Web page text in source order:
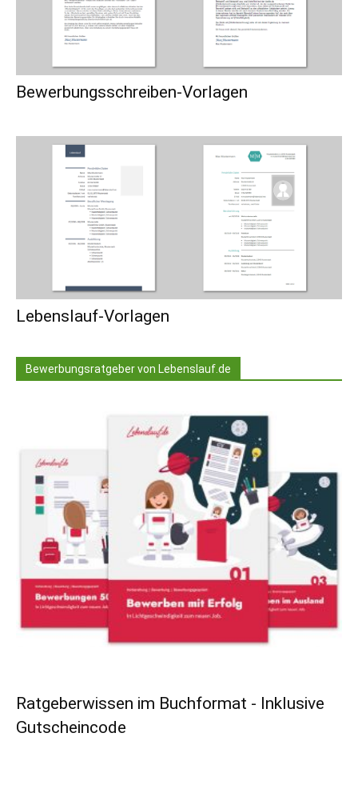
Bewerbungsschreiben-Vorlagen
Lebenslauf-Vorlagen
Bewerbungsratgeber von Lebenslauf.de
Ratgeberwissen im Buchformat - Inklusive
Gutscheincode